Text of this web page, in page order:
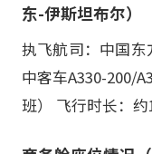
东-伊斯坦布尔）
执飞航司：中国
中客车A330-200/
班） 飞行时长：